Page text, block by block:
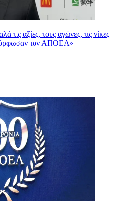
αξίες, τους αγώνες, τις νίκες
τον ΑΠΟΕΛ»